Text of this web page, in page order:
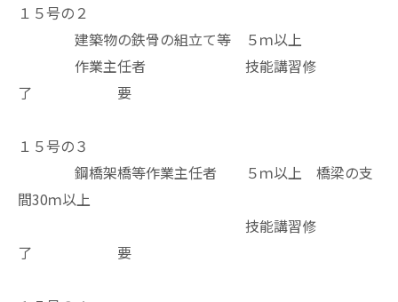
１５号の２
建築物の鉄骨の組立て等 ５ｍ以上
作業主任者 技能講習修
了 要
１５号の３
鋼橋架橋等作業主任者 ５ｍ以上 橋梁の支
間30ｍ以上
技能講習修
了 要